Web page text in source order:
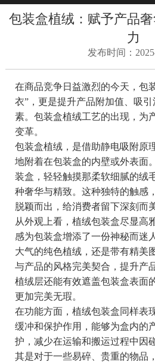
包装盒植绒：赋予产品
力
发布时间：
在商品竞争日益激烈的今天，包
衣”，更是提升产品附加值、吸
素。包装盒植绒工艺的出现，为
变革。
包装盒植绒，是借助静电吸附原
地附着在包装盒的内壁或外表面
装盒，轻轻触摸那柔软细腻的绒
种奢华与精致。这种独特的触感
脱颖而出，给消费者留下深刻而
从外观上看，植绒包装盒尽显高
感为包装盒增添了一份神秘而迷
大气的纯色植绒，还是带有精美
与产品的风格完美契合，提升产
植绒层还能有效遮盖包装盒表面
更加完美无瑕。
在功能方面，植绒包装盒同样表
缓冲和保护作用，能够为盒内的
护，减少在运输和搬运过程中因
其是对于一些易碎、贵重的物品